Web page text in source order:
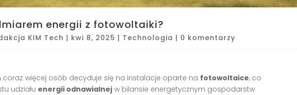
energii z fotowoltaiki?
KIM Tech | kwi 8, 2025 | Technologia | 0 komentarzy
coraz więcej osób decyduje się na instalacje oparte na fotowoltaice, co
udziału energii odnawialnej w bilansie energetycznym gospodarstw